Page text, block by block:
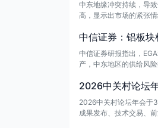
中东地缘冲突持续，导
高，显示出市场的紧张
中信证券：铝板
中信证券研报指出，
产，中东地区的供给风
2026中关村论坛
2026中关村论坛年会于
成果发布、技术交易、